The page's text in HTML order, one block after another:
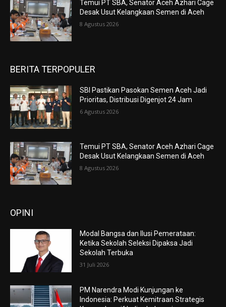
Temui PT SBA, Senator Aceh Azhari Cage
Desak Usut Kelangkaan Semen di Aceh
8 Agustus 2026
BERITA TERPOPULER
SBI Pastikan Pasokan Semen Aceh Jadi
Prioritas, Distribusi Digenjot 24 Jam
6 Agustus 2026
Temui PT SBA, Senator Aceh Azhari Cage
Desak Usut Kelangkaan Semen di Aceh
8 Agustus 2026
OPINI
Modal Bangsa dan Ilusi Pemerataan:
Ketika Sekolah Seleksi Dipaksa Jadi
Sekolah Terbuka
31 Juli 2026
PM Narendra Modi Kunjungan ke
Indonesia: Perkuat Kemitraan Strategis